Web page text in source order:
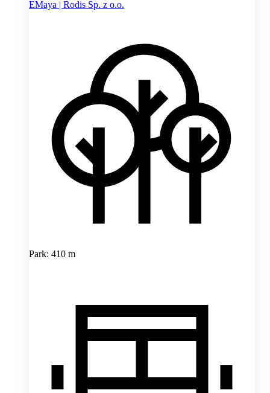
EMaya | Rodis Sp. z o.o.
Park: 410 m